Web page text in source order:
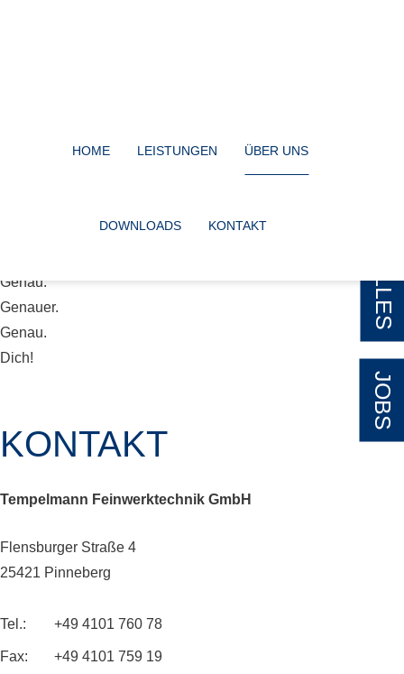
HOME LEISTUNGEN ÜBER UNS
DOWNLOADS KONTAKT
Genau.
Genauer.
Genau.
Dich!
KONTAKT
Tempelmann Feinwerktechnik GmbH
Flensburger Straße 4
25421 Pinneberg
Tel.: +49 4101 760 78
Fax: +49 4101 759 19
JOBS
AKTUELLES